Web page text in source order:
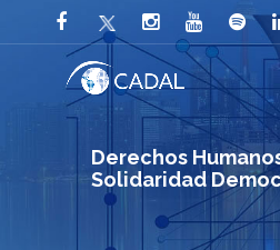
Derechos
Solidaridad